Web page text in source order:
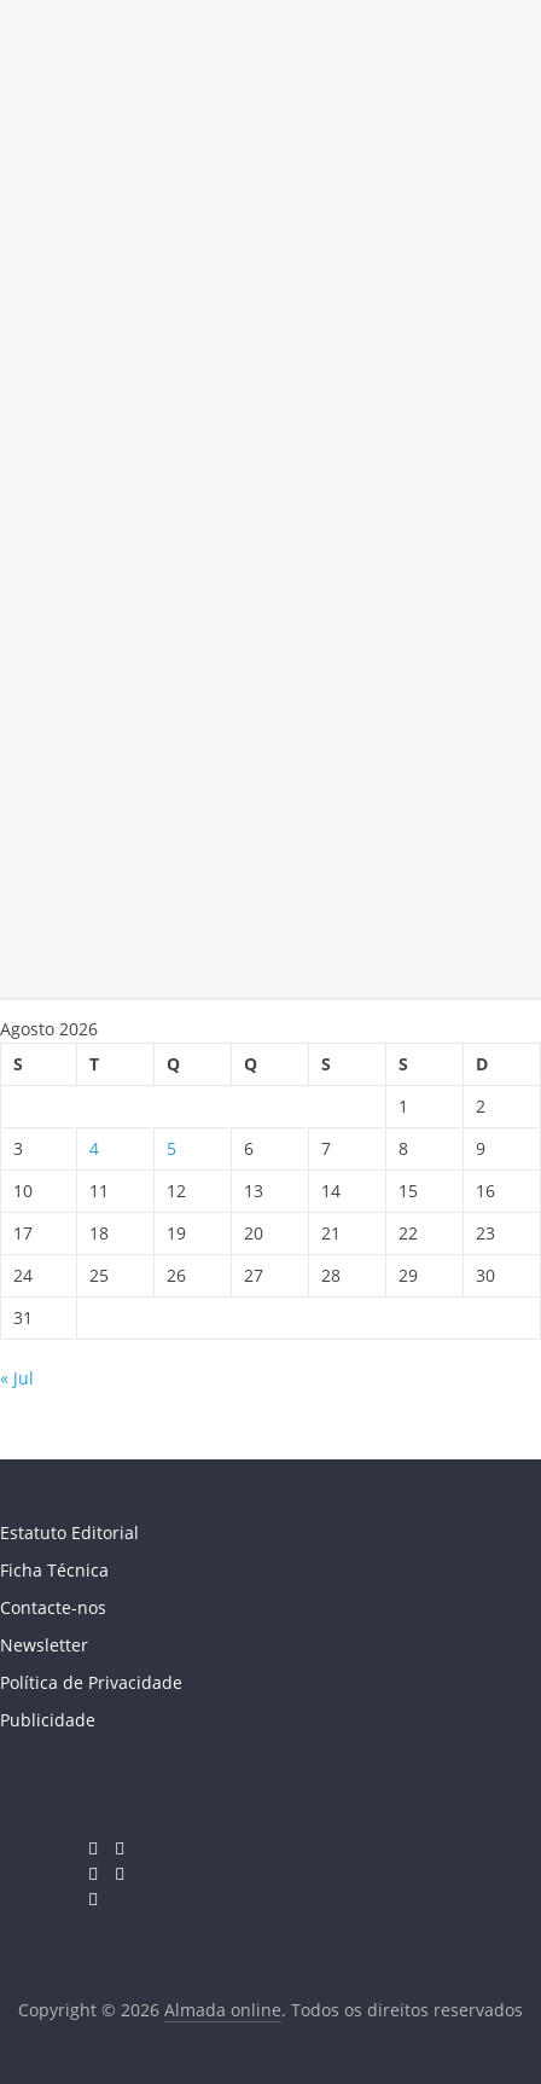
Agosto 2026
S
T Q Q S S
D
1
2
3
4 5 6 7 8
9
10
11 12 13 14 15
16
17
18 19 20 21 22
23
24
25 26 27 28 29
30
31
« Jul
Estatuto Editorial
Ficha Técnica
Contacte-nos
Newsletter
Política de Privacidade
Publicidade
Copyright © 2026 Almada online. Todos os direitos reservados